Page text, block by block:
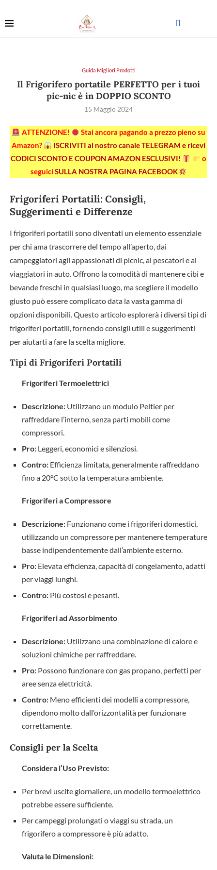
Guida Migliori Prodotti
Il Frigorifero portatile PERFETTO per i tuoi
pic-nic è in DOPPIO SCONTO
15 Maggio 2024
ATTENZIONE!
Stai ancora pagando a prezzo pieno su
Amazon?
ISCRIVITI al nostro canale TELEGRAM e ricevi
CODICI SCONTO E COUPON AMAZON ESCLUSIVI!
o
seguiciSULLA NOSTRA PAGINA FACEBOOK
Frigoriferi Portatili: Consigli,
Suggerimenti e Differenze
I frigoriferi portatili sono diventati un elemento essenziale
per chi ama trascorrere del tempo all’aperto, dai
campeggiatori agli appassionati di picnic, ai pescatori e ai
viaggiatori in auto. Offrono la comodità di mantenere cibi e
bevande freschi in qualsiasi luogo, ma scegliere il modello
giusto può essere complicato data la vasta gamma di
opzioni disponibili. Questo articolo esplorerà i diversi tipi di
frigoriferi portatili, fornendo consigli utili e suggerimenti
per aiutarti a fare la scelta migliore.
Tipi di Frigoriferi Portatili
Frigoriferi Termoelettrici
Descrizione: Utilizzano un modulo Peltier per
raffreddare l’interno, senza parti mobili come
compressori.
Pro: Leggeri, economici e silenziosi.
Contro: Efficienza limitata, generalmente raffreddano
fino a 20°C sotto la temperatura ambiente.
Frigoriferi a Compressore
Descrizione: Funzionano come i frigoriferi domestici,
utilizzando un compressore per mantenere temperature
basse indipendentemente dall’ambiente esterno.
Pro: Elevata efficienza, capacità di congelamento, adatti
per viaggi lunghi.
Contro: Più costosi e pesanti.
Frigoriferi ad Assorbimento
Descrizione: Utilizzano una combinazione di calore e
soluzioni chimiche per raffreddare.
Pro: Possono funzionare con gas propano, perfetti per
aree senza elettricità.
Contro: Meno efficienti dei modelli a compressore,
dipendono molto dall’orizzontalità per funzionare
correttamente.
Consigli per la Scelta
Considera l’Uso Previsto:
Per brevi uscite giornaliere, un modello termoelettrico
potrebbe essere sufficiente.
Per campeggi prolungati o viaggi su strada, un
frigorifero a compressore è più adatto.
Valuta le Dimensioni: